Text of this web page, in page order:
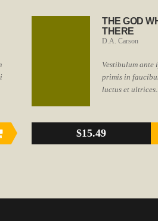
THE GOD
THERE
D.A. Carson
Vestibulum ante
primis in
luctus et ultrices...
$15.49